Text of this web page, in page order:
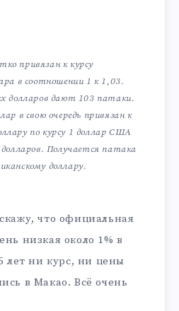
привязан к курсу
в соотношении 1 к 1,03.
долларов дают 103 патаки.
в свою очередь привязан к
по курсу 1 доллар США
долларов. Получается патака
доллару.
что официальная
низкая около 1% в
лет ни курс, ни цены
в Макао. Всё очень